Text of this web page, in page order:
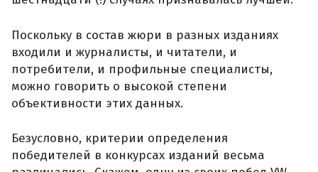
Поскольку в состав жюри в разных изданиях
входили и журналисты, и читатели, и
потребители, и профильные специалисты,
можно говорить о высокой степени
объективности этих данных.
Безусловно, критерии определения
победителей в конкурсах изданий весьма